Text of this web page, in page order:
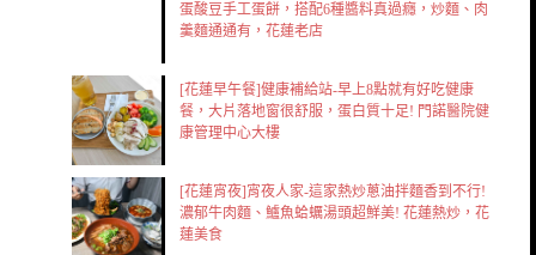
蛋酸豆手工蛋餅，搭配6種醬料真過癮，炒麵、肉
羹麵通通有，花蓮老店
[花蓮早午餐]健康補給站-早上8點就有好吃健康
餐，大片落地窗很舒服，蛋白質十足! 門諾醫院健
康管理中心大樓
[花蓮宵夜]宵夜人家-這家熱炒蔥油拌麵香到不行!
濃郁牛肉麵、鱸魚蛤蠣湯頭超鮮美! 花蓮熱炒，花
蓮美食